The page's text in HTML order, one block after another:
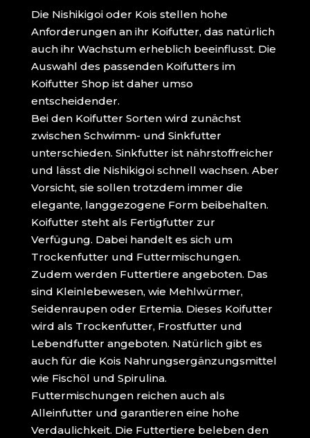
Die Nishikigoi oder Kois stellen hohe
Anforderungen an ihr Koifutter, das natürlich
auch ihr Wachstum erheblich beeinflusst. Die
Auswahl des passenden Koifutters im
Koifutter Shop ist daher umso
entscheidender.
Bei den Koifutter Sorten wird zunächst
zwischen Schwimm- und Sinkfutter
unterschieden. Sinkfutter ist nährstoffreicher
und lässt die Nishikigoi schnell wachsen. Aber
Vorsicht, sie sollen trotzdem immer die
elegante, langgezogene Form beibehalten.
Koifutter steht als Fertigfutter zur
Verfügung. Dabei handelt es sich um
Trockenfutter und Futtermischungen.
Zudem werden Futtertiere angeboten. Das
sind Kleinlebewesen, wie Mehlwürmer,
Seidenraupen oder Ertemia. Dieses Koifutter
wird als Trockenfutter, Frostfutter und
Lebendfutter angeboten. Natürlich gibt es
auch für die Kois Nahrungsergänzungsmittel
wie Fischöl und Spirulina.
Futtermischungen reichen auch als
Alleinfutter und garantieren eine hohe
Verdaulichkeit. Die Futtertiere beleben den